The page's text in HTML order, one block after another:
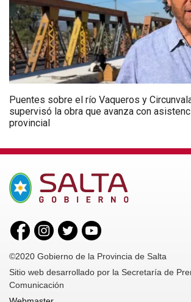
Puentes sobre el río Vaqueros y
supervisó la obra que avanza con
provincial
©2020 Gobierno de la Provincia de Salta
Sitio web desarrollado por la Secretaría de
Comunicación